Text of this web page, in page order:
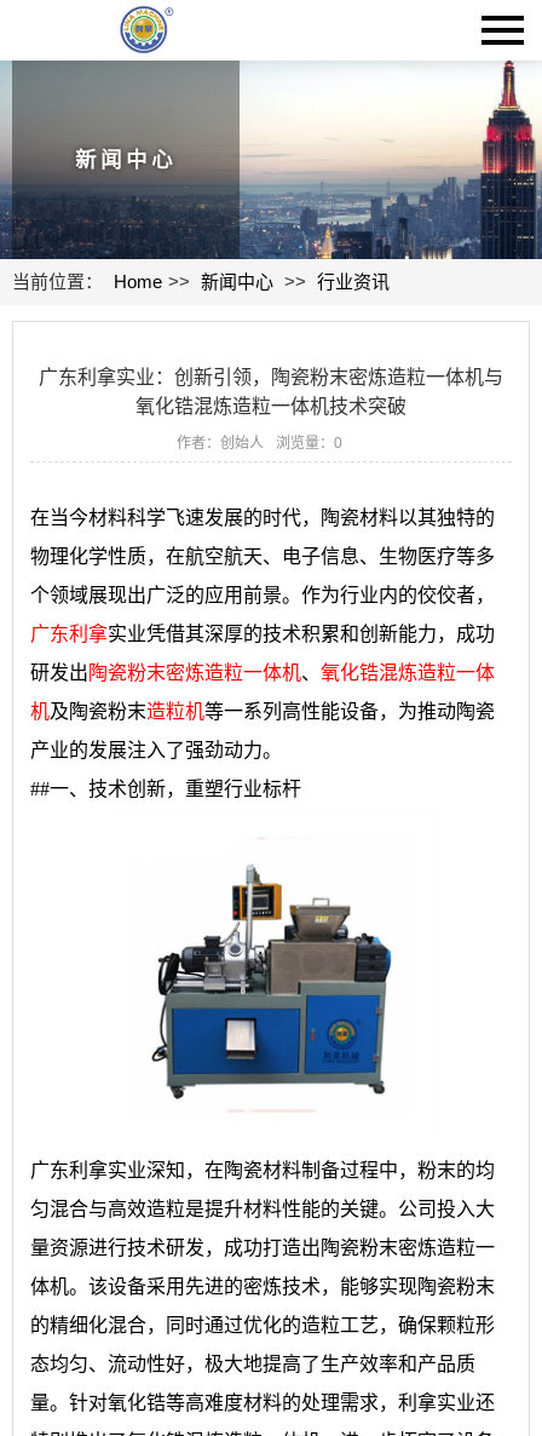
新闻中心
当前位置： Home >> 新闻中心 >> 行业资讯
广东利拿实业：创新引领，陶瓷粉末密炼造粒一体机与
氧化锆混炼造粒一体机技术突破
作者：创始人 浏览量： 0
在当今材料科学飞速发展的时代，陶瓷材料以其独特的
物理化学性质，在航空航天、电子信息、生物医疗等多
个领域展现出广泛的应用前景。作为行业内的佼佼者，
广东利拿实业凭借其深厚的技术积累和创新能力，成功
研发出陶瓷粉末密炼造粒一体机、 氧化锆混炼造粒一体
机及陶瓷粉末造粒机等一系列高性能设备，为推动陶瓷
产业的发展注入了强劲动力。
##一、技术创新，重塑行业标杆
广东利拿实业深知，在陶瓷材料制备过程中，粉末的均
匀混合与高效造粒是提升材料性能的关键。公司投入大
量资源进行技术研发，成功打造出陶瓷粉末密炼造粒一
体机。该设备采用先进的密炼技术，能够实现陶瓷粉末
的精细化混合，同时通过优化的造粒工艺，确保颗粒形
态均匀、流动性好，极大地提高了生产效率和产品质
量。针对氧化锆等高难度材料的处理需求，利拿实业还